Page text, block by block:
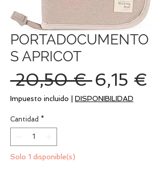
PORTADOCUMENTO
S APRICOT
20,50 € Precio
6,15 €
Impuesto incluido DISPONIBILIDAD
Cantidad *
Solo 1 disponible(s)